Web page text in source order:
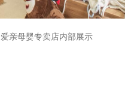
爱亲母婴专卖店内部展示